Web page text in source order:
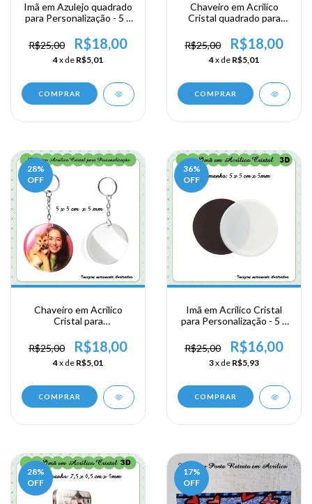
Imã em Azulejo quadrado
para Personalização - 5 x
R$25,00
R$18,00
4x de R$5,01
COMPRAR
Chaveiro em Acrilico
Cristal quadrado para
5mm
R$25,00 R$18,00
4x de R$5,01
COMPRAR
28%
OFF
Chaveiro em Acrilico
Cristal para
5mm
R$25,00 R$18,00
4x de R$5,01
COMPRAR
36%
OFF
Imã em Acrílico Cristal
para Personalização - 5 x
R$25,00
R$16,00
3x de R$5,93
COMPRAR
28%
OFF
17%
OFF